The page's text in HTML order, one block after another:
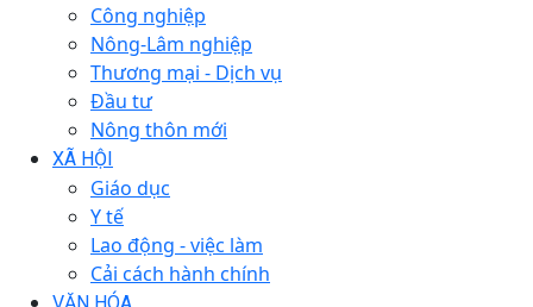
Công nghiệp
Nông-Lâm nghiệp
Thương mại - Dịch vụ
Đầu tư
Nông thôn mới
XÃ HỘI
Giáo dục
Y tế
Lao động - việc làm
Cải cách hành chính